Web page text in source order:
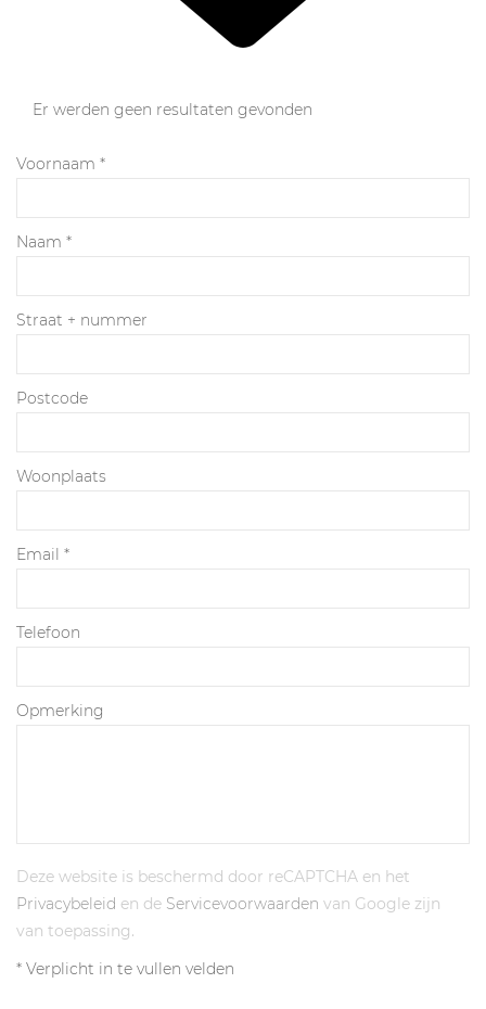
Er werden geen resultaten gevonden
Voornaam *
Naam *
Straat + nummer
Postcode
Woonplaats
Email *
Telefoon
Opmerking
Deze website is beschermd door reCAPTCHA en het
Privacybeleid en de Servicevoorwaarden van Google zijn
van toepassing.
* Verplicht in te vullen velden